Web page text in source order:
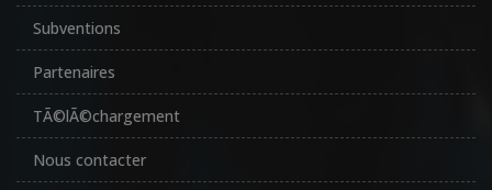
Subventions
Partenaires
TÃ©lÃ©chargement
Nous contacter